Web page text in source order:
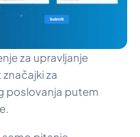
za upravljanje
za
poslovanja putem